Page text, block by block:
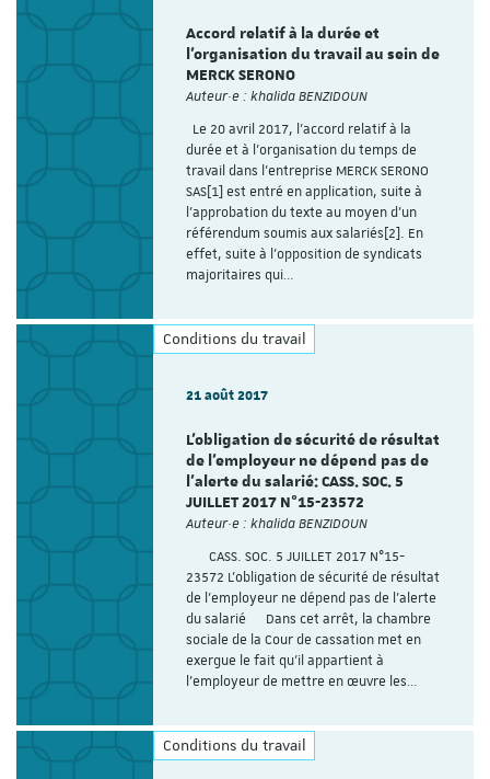
Accord relatif à la durée et
l'organisation du travail au sein de
MERCK SERONO
Auteur·e : khalida BENZIDOUN
Le 20 avril 2017, l’accord relatif à la
durée et à l’organisation du temps de
travail dans l’entreprise MERCK SERONO
SAS[1] est entré en application, suite à
l’approbation du texte au moyen d’un
référendum soumis aux salariés[2]. En
effet, suite à l’opposition de syndicats
majoritaires qui…
Conditions du travail
21 août 2017
L’obligation de sécurité de résultat
de l’employeur ne dépend pas de
l’alerte du salarié: CASS. SOC. 5
JUILLET 2017 N°15-23572
Auteur·e : khalida BENZIDOUN
CASS. SOC. 5 JUILLET 2017 N°15-
23572 L’obligation de sécurité de résultat
de l’employeur ne dépend pas de l’alerte
du salarié Dans cet arrêt, la chambre
sociale de la Cour de cassation met en
exergue le fait qu’il appartient à
l’employeur de mettre en œuvre les…
Conditions du travail